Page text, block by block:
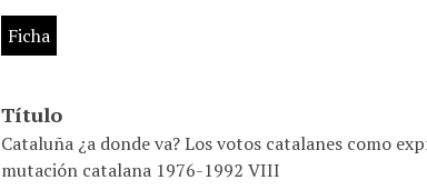
Ficha
Título
Cataluña ¿a donde va? Los votos catalanes como
mutación catalana 1976-1992 VIII